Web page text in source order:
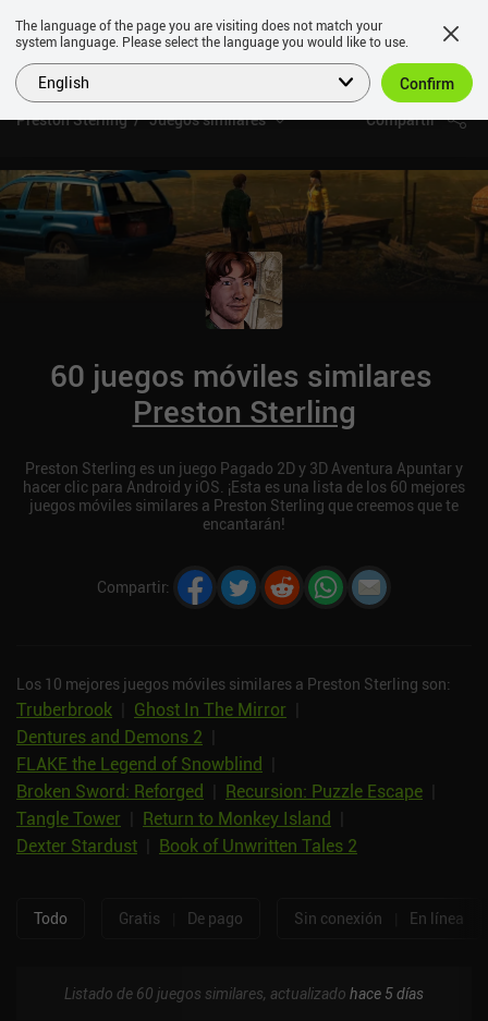
Preston Sterling Juegos similares Compartir
60 juegos móviles similares
Preston Sterling
Preston Sterling es un juego Pagado 2D y 3D Aventura Apuntar y
hacer clic para Android y iOS. ¡Esta es una lista de los 60 mejores
juegos móviles similares a Preston Sterling que creemos que te
encantarán!
Compartir:
Los 10 mejores juegos móviles similares a Preston Sterling son:
Truberbrook Ghost In The Mirror
Dentures and Demons 2
FLAKE the Legend of Snowblind
Broken Sword: Reforged
Recursion: Puzzle Escape
Tangle Tower
Return to Monkey Island
Dexter Stardust
Book of Unwritten Tales 2
Todo Gratis De pago Sin conexión En línea
Listado de 60 juegos similares, actualizado hace 5 días
The language of the page you are visiting does not match your
system language. Please select the language you would like to use.
English Confirm